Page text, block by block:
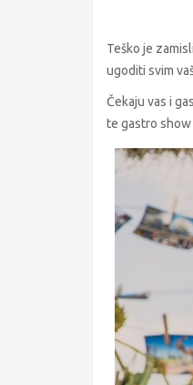
Teško je
ugoditi svim
Čekaju vas i
te gastro show